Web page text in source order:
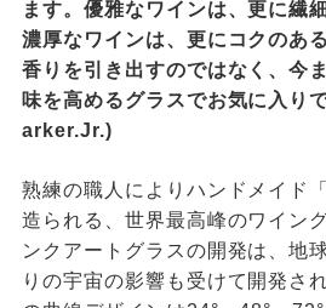
ます。優雅なワインは、更に繊
濃厚なワインは、更にコクのあ
香りを引き出すのではなく、今
味を高めるグラスでお気に入り
arker.Jr.)
熟練の職人によりハンドメイド
造られる、世界最高峰のワイン
ンクアートグラスの開発は、地
りの宇宙の影響も受けて開発さ